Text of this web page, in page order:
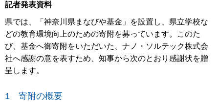
記者発表資料
県では、「神奈川県まなびや基金」を設置し、県立学校な
どの教育環境向上のための寄附を募っています。このた
び、基金へ御寄附をいただいた、ナノ・ソルテック株式会
社へ感謝の意を表すため、知事から次のとおり感謝状を贈
呈します。
1 寄附の概要